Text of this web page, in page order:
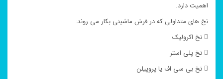
اهمیت دارد.
نخ های متداولی که در فرش ماشینی بکار می روند:
 نخ اکرولیک
 نخ پلی استر
 نخ بی سی اف یا پروپیلن